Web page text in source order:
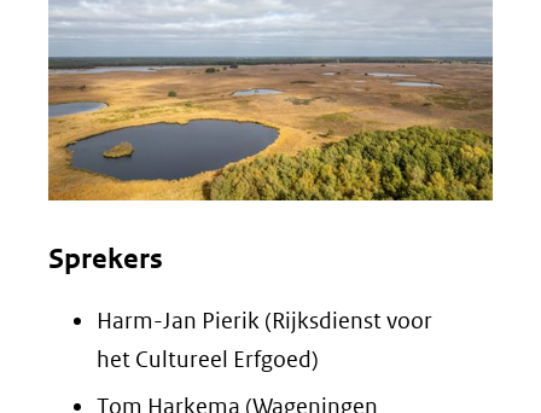
Sprekers
Harm-Jan Pierik (Rijksdienst voor
het Cultureel Erfgoed)
Tom Harkema (Wageningen